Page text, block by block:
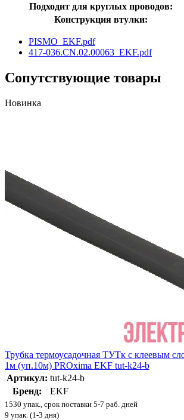
Подходит для круглых проводов:
Конструкция втулки:
PISMO_EKF.pdf
417-036.CN.02.00063_EKF.pdf
Сопутствующие товары
Новинка
Трубка термоусадочная ТУТк с клеевым
1м (уп.10м) PROxima EKF tut-k24-b
Артикул: tut-k24-b
Бренд:
EKF
1530 упак., срок поставки 5-7 раб. дней
9 упак. (1-3 дня)